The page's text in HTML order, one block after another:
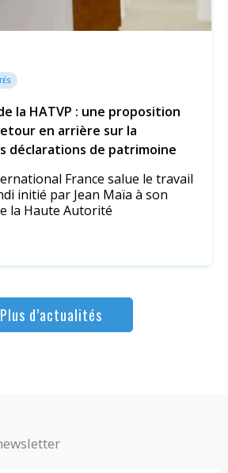
la HATVP : une proposition
en arrière sur la
déclarations de patrimoine
France salue le travail
initié par Jean Maïa à son
la Haute Autorité
Plus d’actualités